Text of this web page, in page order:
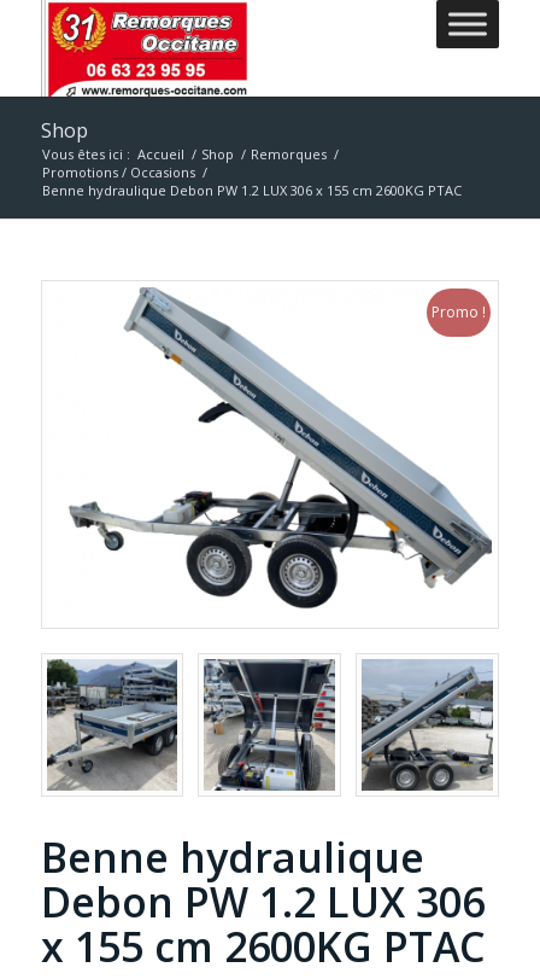
Shop
Vous êtes ici : Accueil / Shop / Remorques /
Promotions / Occasions /
Benne hydraulique Debon PW 1.2 LUX 306 x 155 cm 2600KG PTAC
Promo !
Benne hydraulique
Debon PW 1.2 LUX 306
x 155 cm 2600KG PTAC